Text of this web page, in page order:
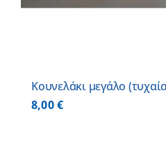
Κουνελάκι μεγάλο
8,00€